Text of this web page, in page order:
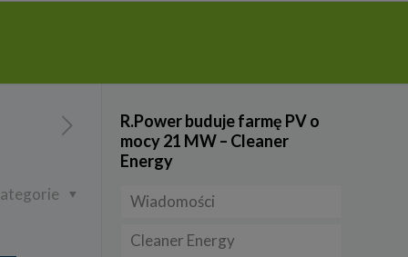
R.Power buduje farmę PV o
mocy 21 MW – Cleaner
Energy
Wiadomości
Firmy
Cleaner Energy